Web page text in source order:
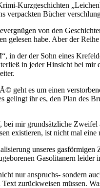
Kurzgeschichten
verpackten Bücher
von den
gelesen habe. Aber der
in der der Sohn eines
in jeder Hinsicht bei
geht es um einen
ihr es, den Plan des
bei mir grundsätzliche
existieren, ist nicht mal eine
unseres
Gasolitanern leider
nur anspruchs- sondern
zurückweisen müssen.